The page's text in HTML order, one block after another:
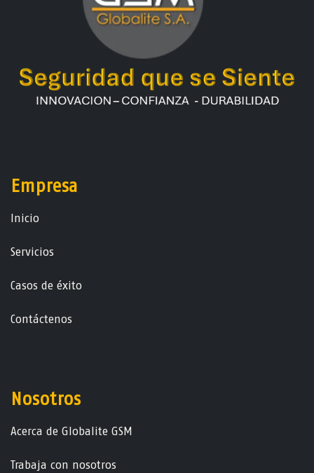
Empresa
Ini​ci​o
Servicios
Casos de éxito
Contáctenos
Nosotros
Acerca de Globalite GSM
Trabaja con nosotros